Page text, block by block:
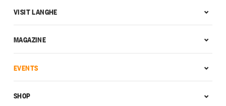
VISIT LANGHE
MAGAZINE
EVENTS
SHOP